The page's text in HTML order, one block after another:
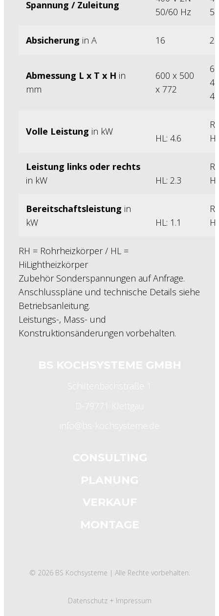
Spannung / Zuleitung
50/60 Hz
Absicherung in A 16 2
Abmessung L x T x H in
mm
600 x 500
x 772
Volle Leistung in kW
HL: 4.6
Leistung links oder rechts
in kW
HL: 2.3
Bereitschaftsleistung in
kW
HL: 1.1
RH = Rohrheizkörper / HL =
HiLightheizkörper
Zubehör Sonderspannungen auf Anfrage.
Anschlusspläne und technische Details siehe
Betriebsanleitung.
Leistungs-, Mass- und
Konstruktionsänderungen vorbehalten.
© 2026 BS Kochsysteme | Alle Rechte vorbehalten.
Datenschutz + Impressum